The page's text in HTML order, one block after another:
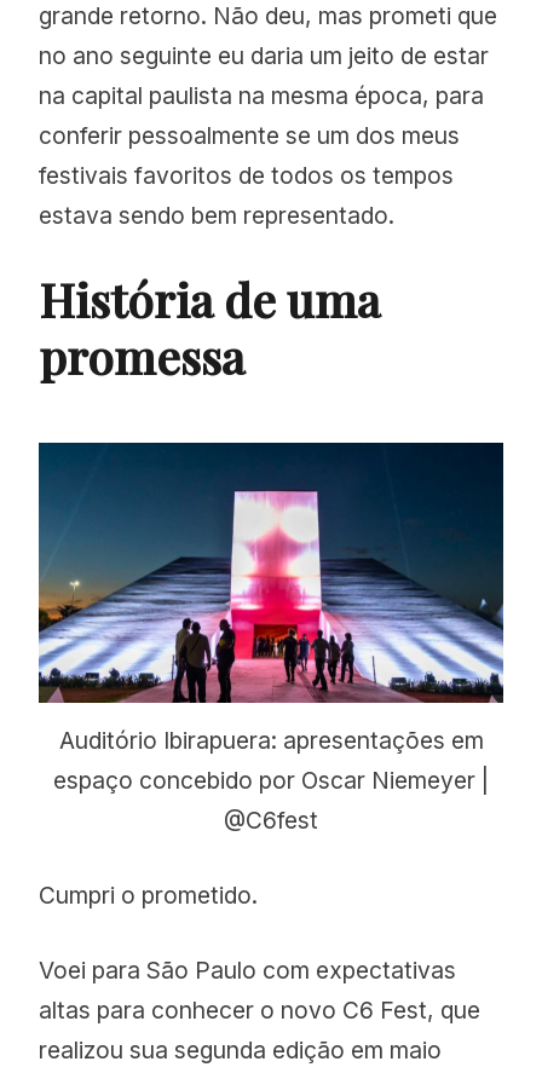
grande retorno. Não deu, mas prometi que
no ano seguinte eu daria um jeito de estar
na capital paulista na mesma época, para
conferir pessoalmente se um dos meus
festivais favoritos de todos os tempos
estava sendo bem representado.
História de uma
promessa
Auditório Ibirapuera: apresentações em
espaço concebido por Oscar Niemeyer |
@C6fest
Cumpri o prometido.
Voei para São Paulo com expectativas
altas para conhecer o novo C6 Fest, que
realizou sua segunda edição em maio